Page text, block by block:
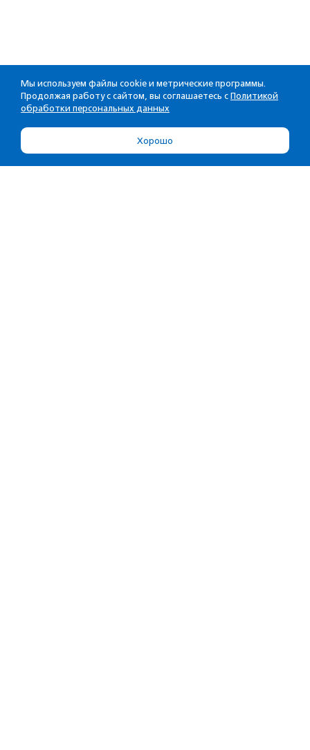
Мы используем файлы cookie и метрические программы.
Продолжая работу с сайтом, вы соглашаетесь с Политикой
обработки персональных данных
Хорошо